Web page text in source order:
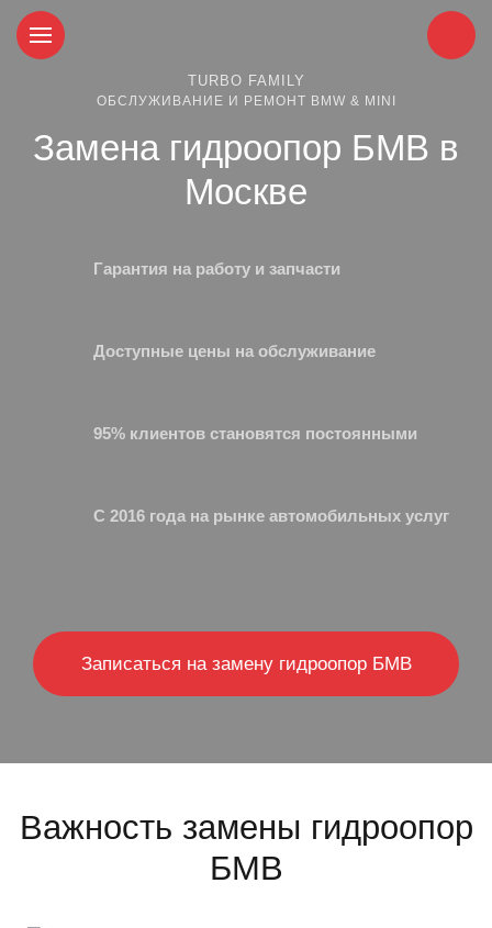
TURBO FAMILY
ОБСЛУЖИВАНИЕ И РЕМОНТ BMW & MINI
Замена гидроопор БМВ в
Москве
Гарантия на работу и запчасти
Доступные цены на обслуживание
95% клиентов становятся постоянными
С 2016 года на рынке автомобильных услуг
Записаться на замену гидроопор БМВ
Важность замены гидроопор
БМВ